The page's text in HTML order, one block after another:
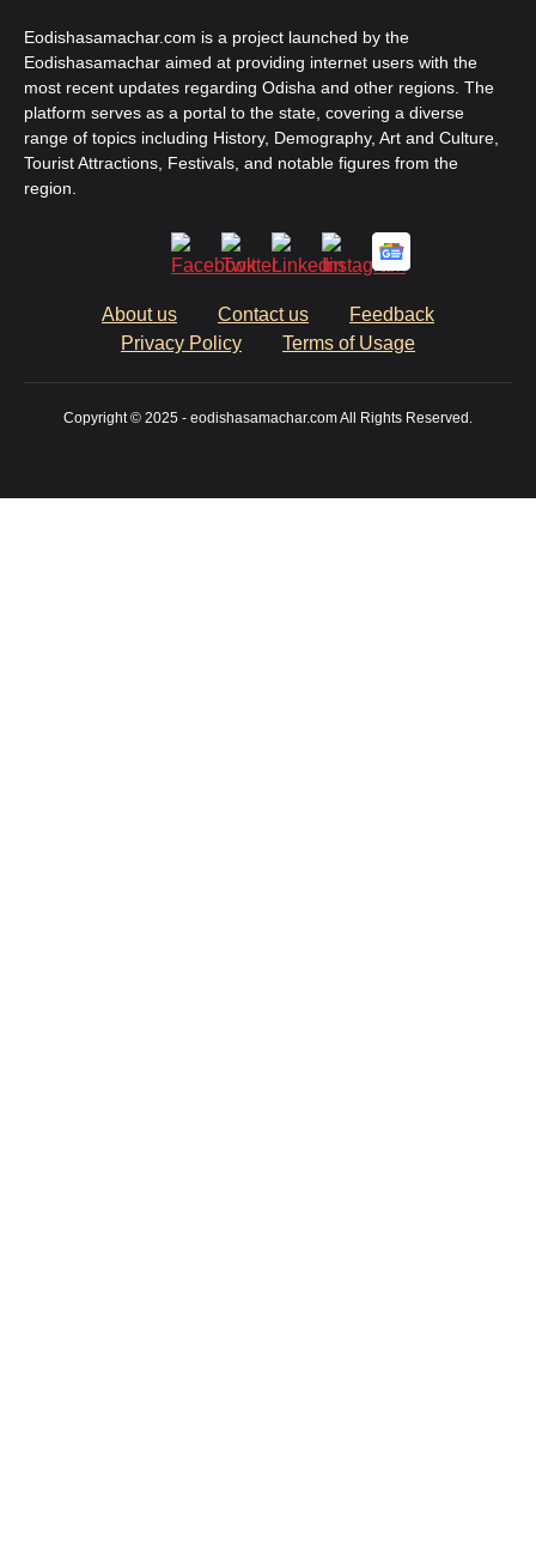
Eodishasamachar.com is a project launched by the
Eodishasamachar aimed at providing internet users with the
most recent updates regarding Odisha and other regions. The
platform serves as a portal to the state, covering a diverse
range of topics including History, Demography, Art and Culture,
Tourist Attractions, Festivals, and notable figures from the
region.
About us Contact us
Feedback
Privacy Policy
Terms of Usage
Copyright © 2025 - eodishasamachar.com All Rights Reserved.